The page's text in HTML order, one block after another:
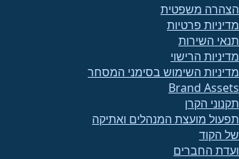
הצהרה משפטית
מדיניות פרטיות
תנאי השירות
מדיניות הרישוי
מדיניות השימוש בסימני המסחר
Brand Assets
תקנוני הקרן
תפעול מועצת המנהלים ואתיקה
של הקוד
ועדת החברים